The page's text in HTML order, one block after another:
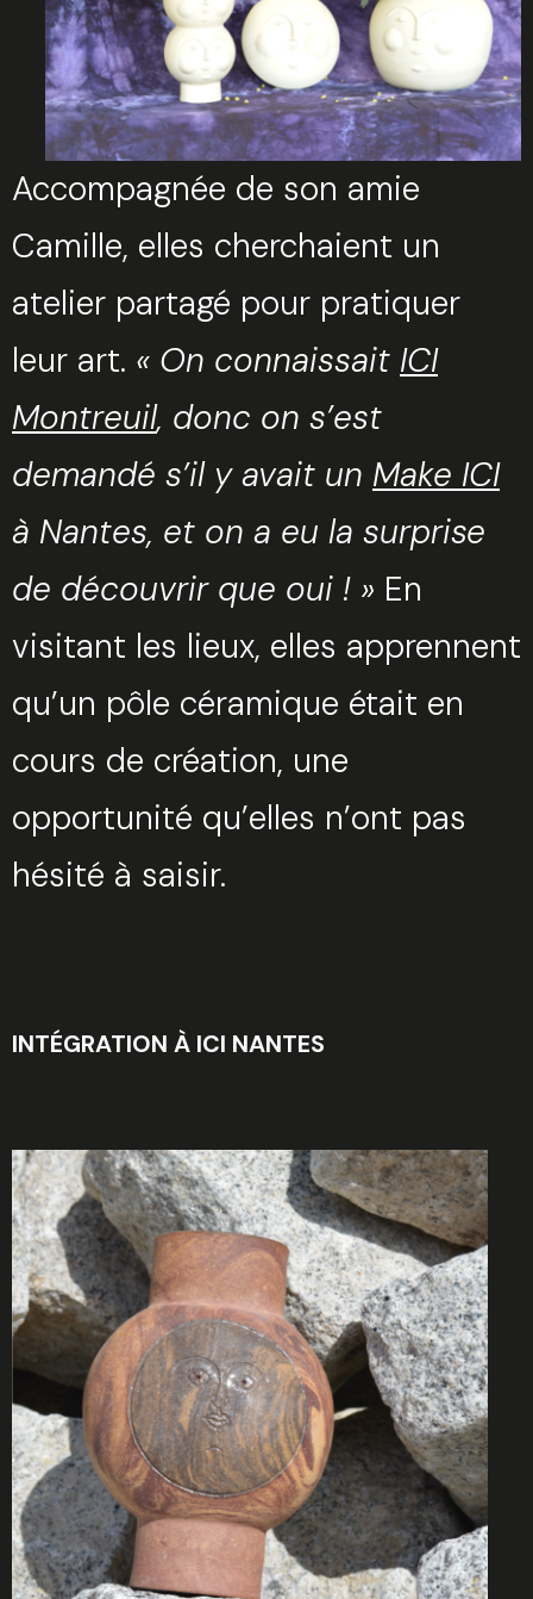
Accompagnée de son amie
Camille, elles cherchaient un
atelier partagé pour pratiquer
leur art. « On connaissait ICI
Montreuil, donc on s’est
demandé s’il y avait un Make ICI
à Nantes, et on a eu la surprise
de découvrir que oui ! » En
visitant les lieux, elles apprennent
qu’un pôle céramique était en
cours de création, une
opportunité qu’elles n’ont pas
hésité à saisir.
INTÉGRATION À ICI NANTES